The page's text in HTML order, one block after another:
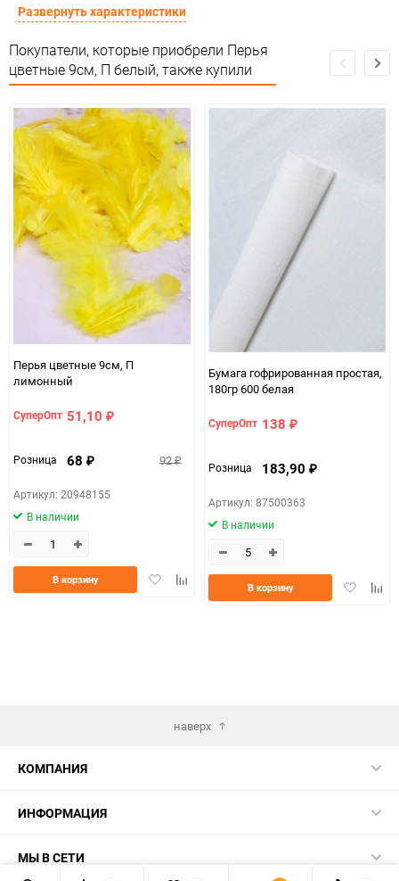
Сертификация
Особые условия Особых условий не требует
Минимальное количество 1
Количество в коробке
Единица измерения
Развернуть характеристики
Покупатели, которые приобрели Перья
цветные 9см, П белый, также купили
Перья цветные 9см, П
лимонный
СуперОпт 51,10 ₽
Розница 68 ₽ 92₽
Артикул: 20948155
В наличии
ДобавитьДобавить
В корзину
Бумага гофрированная простая,
180гр 600 белая
СуперОпт 138 ₽
Розница 183,90 ₽
Артикул: 87500363
В наличии
Добавить
В корзину
наверх
КОМПАНИЯ
ИНФОРМАЦИЯ
МЫ В СЕТИ